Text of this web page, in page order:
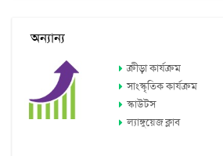
অন্যান্য
ক্রীড়া কার্যক্রম
সাংস্কৃতিক কার্যক্রম
স্কাউটস
ল্যাঙ্গুয়েজ ক্লাব